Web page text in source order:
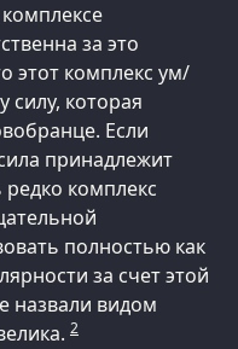
за это
этот комплекс ум/
силу, которая
Если
принадлежит
комплекс
полностью как
за счет этой
назвали видом
2